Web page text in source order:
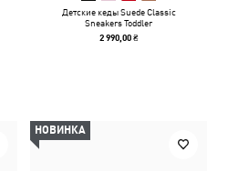
Детские кеды Suede Classic
Sneakers Toddler
2 990,00 ₴
НОВИНКА